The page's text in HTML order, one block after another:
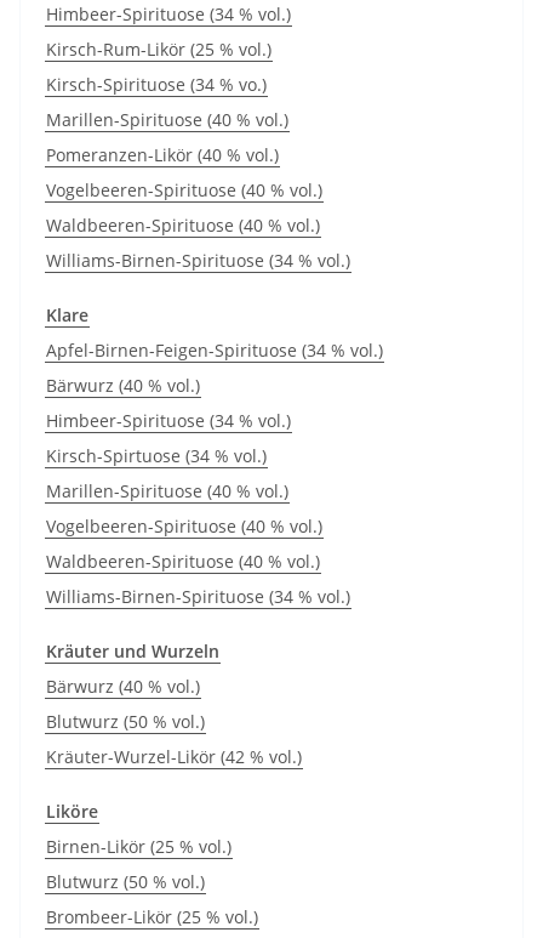
Himbeer-Spirituose (34 % vol.)
Kirsch-Rum-Likör (25 % vol.)
Kirsch-Spirituose (34 % vo.)
Marillen-Spirituose (40 % vol.)
Pomeranzen-Likör (40 % vol.)
Vogelbeeren-Spirituose (40 % vol.)
Waldbeeren-Spirituose (40 % vol.)
Williams-Birnen-Spirituose (34 % vol.)
Klare
Apfel-Birnen-Feigen-Spirituose (34 % vol.)
Bärwurz (40 % vol.)
Himbeer-Spirituose (34 % vol.)
Kirsch-Spirtuose (34 % vol.)
Marillen-Spirituose (40 % vol.)
Vogelbeeren-Spirituose (40 % vol.)
Waldbeeren-Spirituose (40 % vol.)
Williams-Birnen-Spirituose (34 % vol.)
Kräuter und Wurzeln
Bärwurz (40 % vol.)
Blutwurz (50 % vol.)
Kräuter-Wurzel-Likör (42 % vol.)
Liköre
Birnen-Likör (25 % vol.)
Blutwurz (50 % vol.)
Brombeer-Likör (25 % vol.)